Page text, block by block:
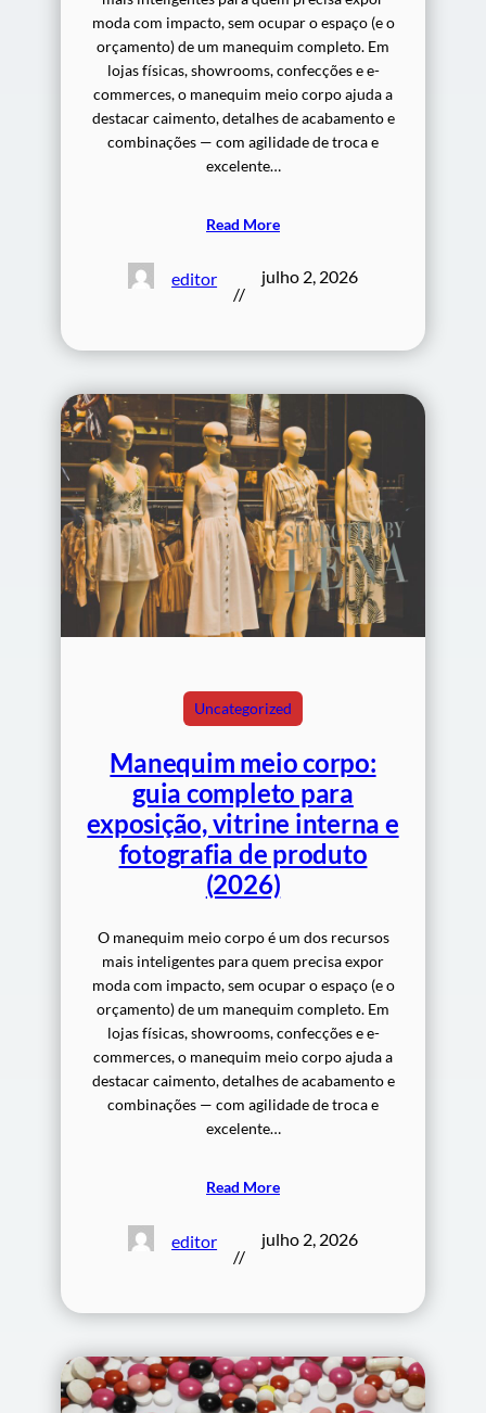
moda com impacto, sem ocupar o espaço (e o
orçamento) de um manequim completo. Em
lojas físicas, showrooms, confecções e e-
commerces, o manequim meio corpo ajuda a
destacar caimento, detalhes de acabamento e
combinações — com agilidade de troca e
excelente…
Read More
editor
//
julho 2, 2026
Uncategorized
Manequim meio corpo:
guia completo para
exposição, vitrine interna e
fotografia de produto
(2026)
O manequim meio corpo é um dos recursos
mais inteligentes para quem precisa expor
moda com impacto, sem ocupar o espaço (e o
orçamento) de um manequim completo. Em
lojas físicas, showrooms, confecções e e-
commerces, o manequim meio corpo ajuda a
destacar caimento, detalhes de acabamento e
combinações — com agilidade de troca e
excelente…
Read More
editor
//
julho 2, 2026